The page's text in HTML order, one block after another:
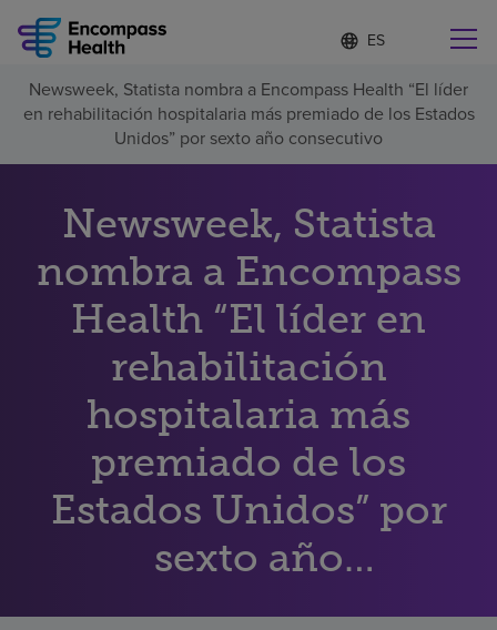
Lista
de
idiomas
contraída
d
o
m
a
e
c
c
i
n
d
Encuentre una localidad cerca de usted
Por qué debe elegirnos
Servicios de rehabilitación
Recursos de salud
Acerca de nosotros
Inversores
Newsweek, Statista nombra a Encompass Health “El líder
en rehabilitación hospitalaria más premiado de los Estados
Unidos” por sexto año consecutivo
Newsweek, Statista
nombra a Encompass
Health “El líder en
rehabilitación
hospitalaria más
premiado de los
Estados Unidos” por
sexto año
consecutivo